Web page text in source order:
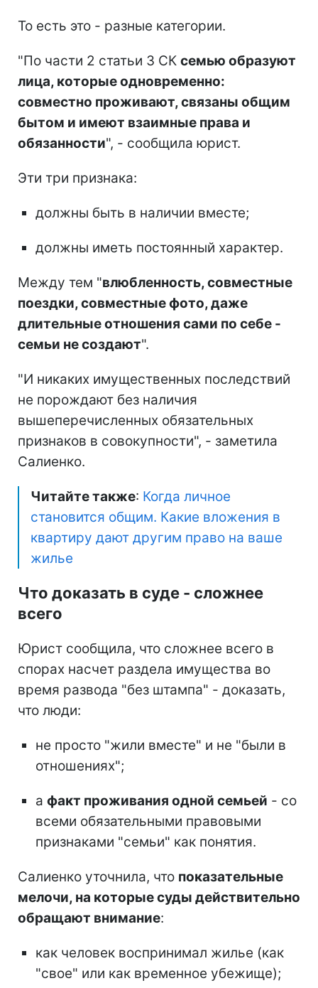
То есть это - разные категории.
"По части 2 статьи 3 СК семью образуют
лица, которые одновременно:
совместно проживают, связаны общим
бытом и имеют взаимные права и
обязанности", - сообщила юрист.
Эти три признака:
должны быть в наличии вместе;
должны иметь постоянный характер.
Между тем "влюбленность, совместные
поездки, совместные фото, даже
длительные отношения сами по себе -
семьи не создают".
"И никаких имущественных последствий
не порождают без наличия
вышеперечисленных обязательных
признаков в совокупности", - заметила
Салиенко.
Читайте также: Когда личное
становится общим. Какие вложения в
квартиру дают другим право на ваше
жилье
Что доказать в суде - сложнее
всего
Юрист сообщила, что сложнее всего в
спорах насчет раздела имущества во
время развода "без штампа" - доказать,
что люди:
не просто "жили вместе" и не "были в
отношениях";
а факт проживания одной семьей - со
всеми обязательными правовыми
признаками "семьи" как понятия.
Салиенко уточнила, что показательные
мелочи, на которые суды действительно
обращают внимание:
как человек воспринимал жилье (как
"свое" или как временное убежище);